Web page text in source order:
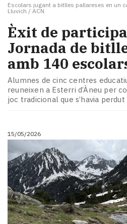
Escolars jugant a bitlles pallareses en un
Lluvich / ACN
Èxit de
Jornada de
amb 140
Alumnes de cinc centres
reuneixen a Esterri d’Àneu per
joc tradicional que s’havia perdut
15/05/2026